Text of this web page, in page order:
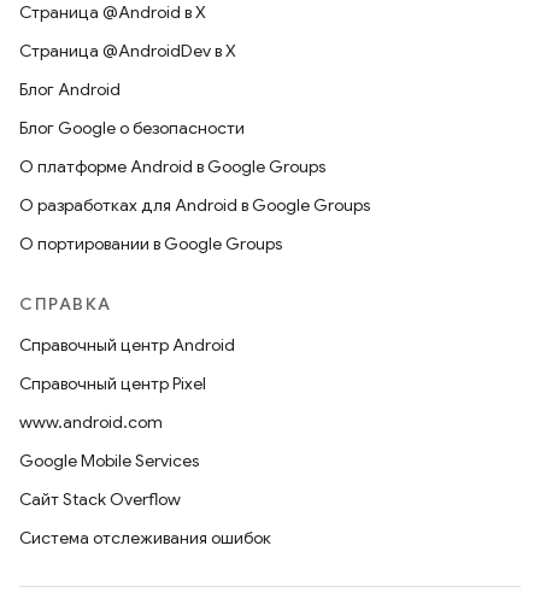
Страница @Android в X
Страница @AndroidDev в X
Блог Android
Блог Google о безопасности
О платформе Android в Google Groups
О разработках для Android в Google Groups
О портировании в Google Groups
СПРАВКА
Справочный центр Android
Справочный центр Pixel
www.android.com
Google Mobile Services
Сайт Stack Overflow
Система отслеживания ошибок